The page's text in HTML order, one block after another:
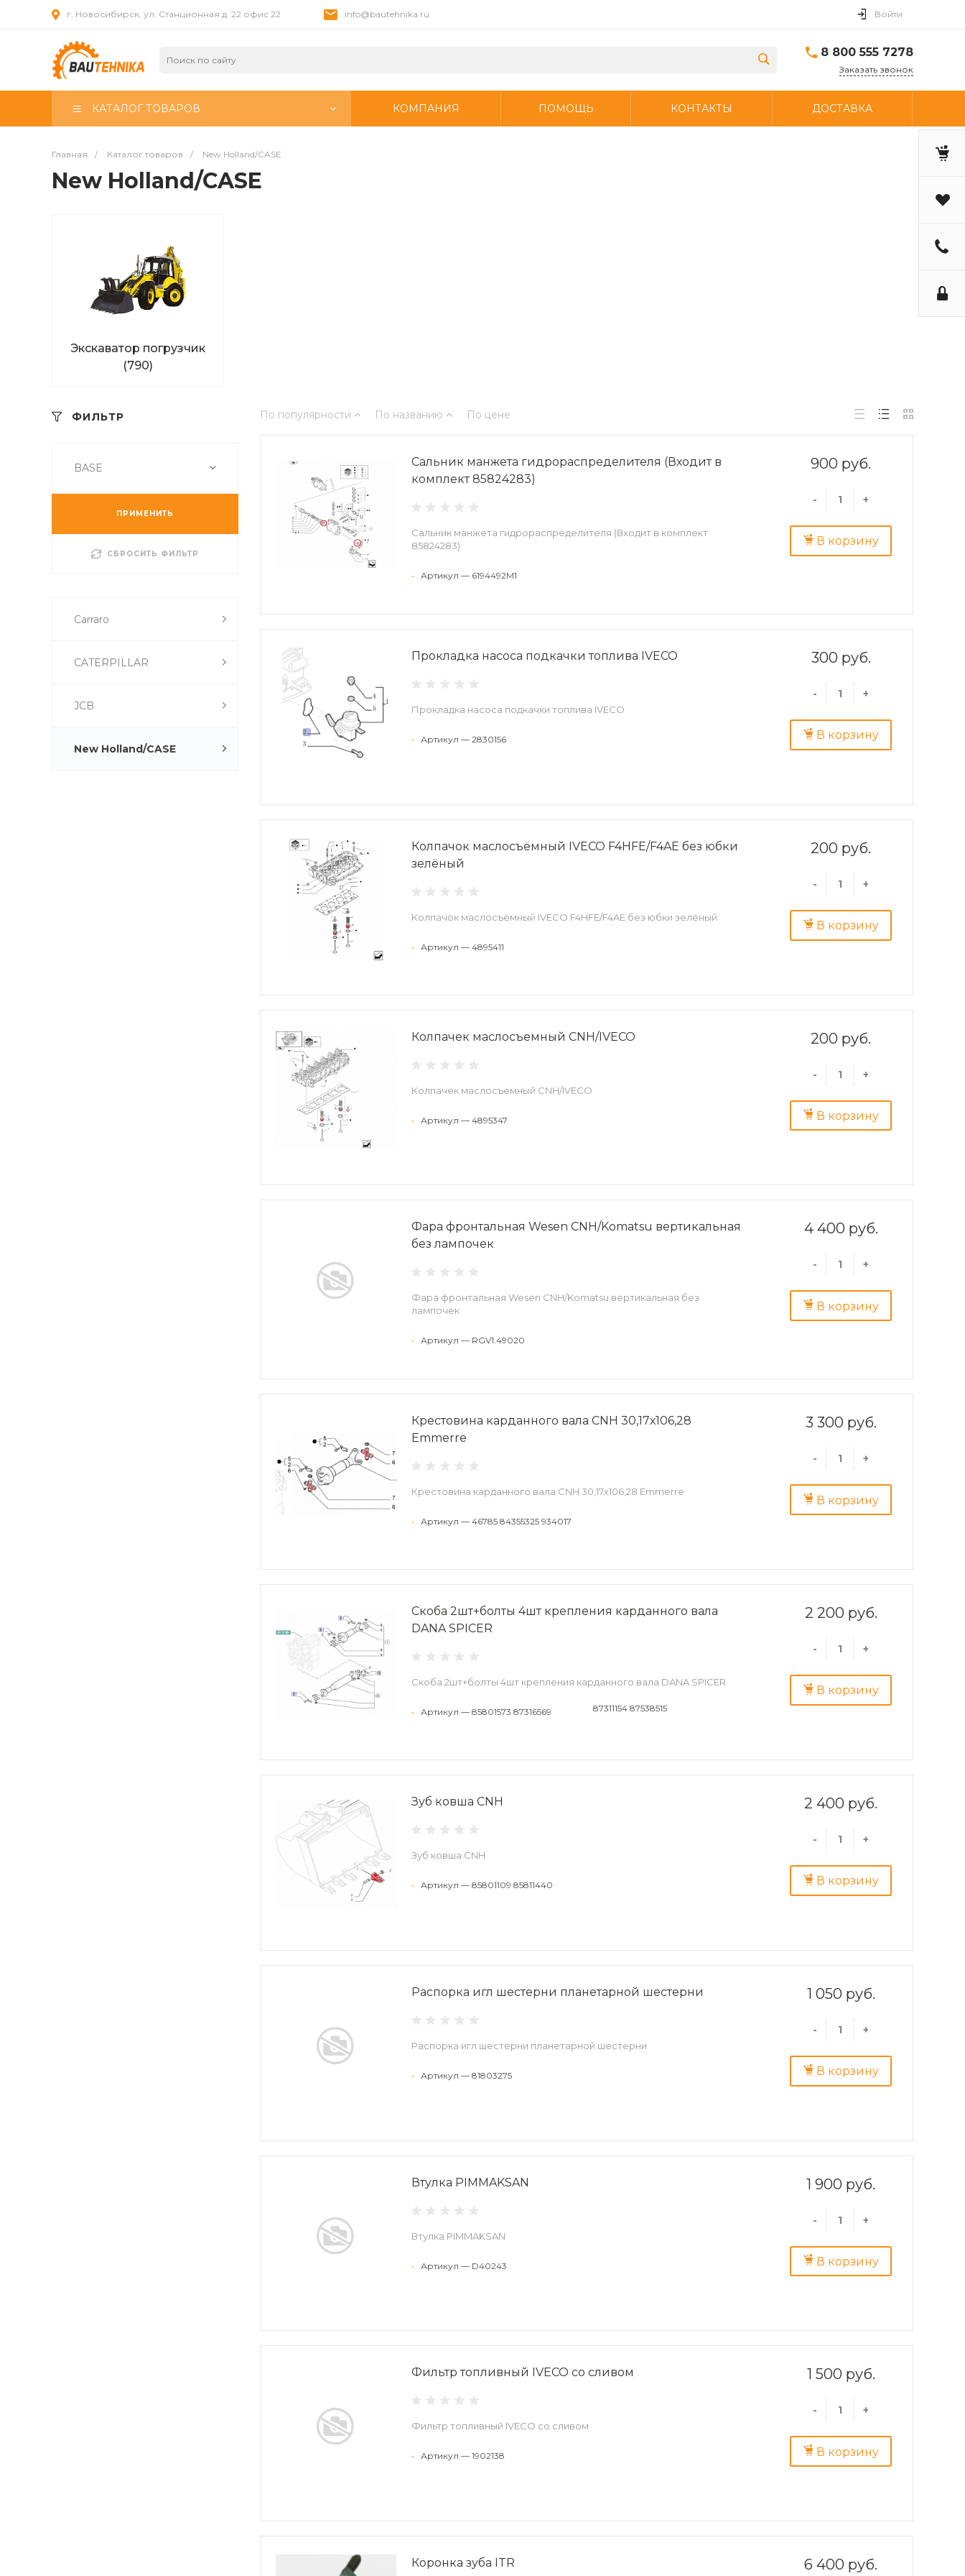
г. Новосибирск, ул. Станционная д. 22 офис 22 info@bautehnika.ru Войти
8 800 555 7278
Заказать звонок
КАТАЛОГ ТОВАРОВ КОМПАНИЯ ПОМОЩЬ КОНТАКТЫ ДОСТАВКА
Главная / Каталог товаров / New Holland/CASE
New Holland/CASE
Экскаватор погрузчик
(790)
ФИЛЬТР
BASE
ПРИМЕНИТЬ
СБРОСИТЬ ФИЛЬТР
Carraro
CATERPILLAR
JCB
New Holland/CASE
По популярности По названию По цене
900 руб.
- +
В корзину
Сальник манжета гидрораспределителя (Входит в
комплект 85824283)
Сальник манжета гидрораспределителя (Входит в комплект
85824283)
• Артикул — 6194492M1
300 руб.
- +
В корзину
Прокладка насоса подкачки топлива IVECO
Прокладка насоса подкачки топлива IVECO
• Артикул — 2830156
200 руб.
- +
В корзину
Колпачок маслосъёмный IVECO F4HFE/F4AE без юбки
зелёный
Колпачок маслосъёмный IVECO F4HFE/F4AE без юбки зелёный
• Артикул — 4895411
200 руб.
- +
В корзину
Колпачек маслосъемный CNH/IVECO
Колпачек маслосъемный CNH/IVECO
• Артикул — 4895347
4 400 руб.
- +
В корзину
Фара фронтальная Wesen CNH/Komatsu вертикальная
без лампочек
Фара фронтальная Wesen CNH/Komatsu вертикальная без
лампочек
• Артикул — RGV1.49020
3 300 руб.
- +
В корзину
Крестовина карданного вала CNH 30,17х106,28
Emmerre
Крестовина карданного вала CNH 30,17х106,28 Emmerre
• Артикул — 46785 84355325 934017
2 200 руб.
- +
В корзину
Скоба 2шт+болты 4шт крепления карданного вала
DANA SPICER
Скоба 2шт+болты 4шт крепления карданного вала DANA SPICER
• Артикул — 85801573 87316569 87311154 87538515
2 400 руб.
- +
В корзину
Зуб ковша CNH
Зуб ковша CNH
• Артикул — 85801109 85811440
1 050 руб.
- +
В корзину
Распорка игл шестерни планетарной шестерни
Распорка игл шестерни планетарной шестерни
• Артикул — 81803275
1 900 руб.
- +
В корзину
Втулка PIMMAKSAN
Втулка PIMMAKSAN
• Артикул — D40243
1 500 руб.
- +
В корзину
Фильтр топливный IVECO со сливом
Фильтр топливный IVECO со сливом
• Артикул — 1902138
6 400 руб.
Коронка зуба ITR